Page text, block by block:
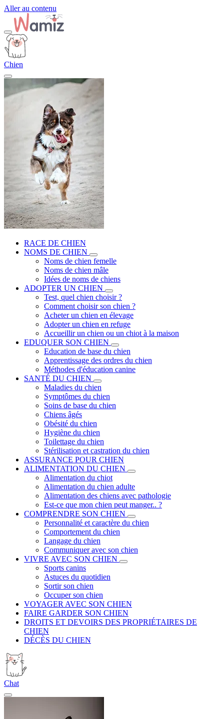
Aller au contenu
Chien
RACE DE CHIEN
NOMS DE CHIEN
Noms de chien femelle
Noms de chien mâle
Idées de noms de chiens
ADOPTER UN CHIEN
Test, quel chien choisir ?
Comment choisir son chien ?
Acheter un chien en élevage
Adopter un chien en refuge
Accueillir un chien ou un chiot à la maison
EDUQUER SON CHIEN
Education de base du chien
Apprentissage des ordres du chien
Méthodes d'éducation canine
SANTÉ DU CHIEN
Maladies du chien
Symptômes du chien
Soins de base du chien
Chiens âgés
Obésité du chien
Hygiène du chien
Toilettage du chien
Stérilisation et castration du chien
ASSURANCE POUR CHIEN
ALIMENTATION DU CHIEN
Alimentation du chiot
Alimentation du chien adulte
Alimentation des chiens avec pathologie
Est-ce que mon chien peut manger.. ?
COMPRENDRE SON CHIEN
Personnalité et caractère du chien
Comportement du chien
Langage du chien
Communiquer avec son chien
VIVRE AVEC SON CHIEN
Sports canins
Astuces du quotidien
Sortir son chien
Occuper son chien
VOYAGER AVEC SON CHIEN
FAIRE GARDER SON CHIEN
DROITS ET DEVOIRS DES PROPRIÉTAIRES DE
CHIEN
DÉCÈS DU CHIEN
Chat